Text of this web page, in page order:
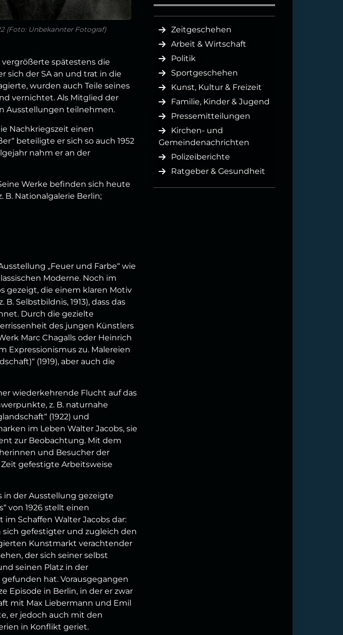
(Foto: Unbekannter Fotograf)
spätestens die
sich der SA an und trat in die
wurden auch Teile seines
vernichtet. Als Mitglied der
Ausstellungen teilnehmen.
Nachkriegszeit einen
beteiligte er sich so auch 1952
nahm er an der
Werke befinden sich heute
Nationalgalerie Berlin;
„Feuer und Farbe“ wie
Moderne. Noch im
gezeigt, die einem klaren Motiv
Selbstbildnis, 1913), dass das
Durch die gezielte
des jungen Künstlers
Marc Chagalls oder Heinrich
Expressionismus zu. Malereien
(1919), aber auch die
wiederkehrende Flucht auf das
z. B. naturnahe
(1922) und
im Leben Walter Jacobs, sie
zur Beobachtung. Mit dem
und Besucher der
gefestigte Arbeitsweise
in der Ausstellung gezeigte
von 1926 stellt einen
Schaffen Walter Jacobs dar:
sich gefestigter und zugleich den
Kunstmarkt verachtender
der sich seiner selbst
seinen Platz in der
hat. Vorausgegangen
Episode in Berlin, in der er zwar
mit Max Liebermann und Emil
er jedoch auch mit den
in Konflikt geriet.
Zeitgeschehen
Arbeit & Wirtschaft
Politik
Sportgeschehen
Kunst, Kultur & Freizeit
Familie, Kinder & Jugend
Pressemitteilungen
Kirchen- und
Gemeindenachrichten
Polizeiberichte
Ratgeber & Gesundheit